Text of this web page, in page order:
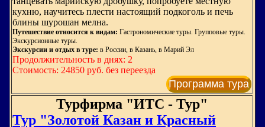
кухню, научитесь плести настоящий подкоголь и печь
блины шурошан мелна.
Путешествие относится к видам: Гастрономические туры. Групповые туры.
Экскурсионные туры.
Экскурсии и отдых в туре: в России, в Казань, в Марий Эл
Продолжительность в днях: 2
Стоимость: 24850 руб. без переезда
Программа тура
Турфирма "ИТС - Тур"
Тур "Золотой Казан и Красный